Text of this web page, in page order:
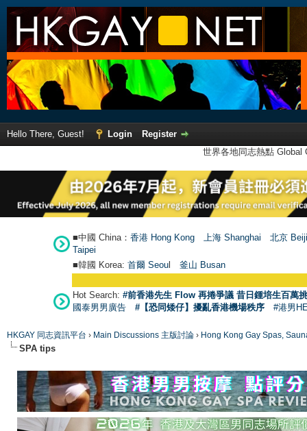
Hello There, Guest! Login
Register
世界各地同志熱點
■中國 China： 香港 Hong Kong 上海 Shanghai
北京
Taipei
■韓國 Korea: 首爾 Seoul 釜山 Busan
Hot Search: #前香港先生 Flow 再捲爭議 昔日鍾培生百萬
國泰男男廣告
#【恐同矮仔】擾亂香港機場秩序 #港男
HKGAY 同志資訊平台 › Main Discussions 主版討論 › Hong Kong Gay Spas,
SPA tips